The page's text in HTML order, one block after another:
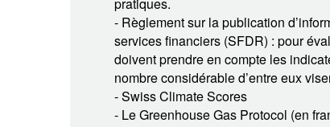
- Règlement sur la publication
services financiers (SFDR) : pour
doivent prendre en compte les
nombre considérable d’entre eux
- Swiss Climate Scores
- Le Greenhouse Gas Protocol (en